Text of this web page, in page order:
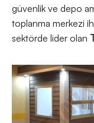
güvenlik ve depo
toplanma merkezi
sektörde lider olan